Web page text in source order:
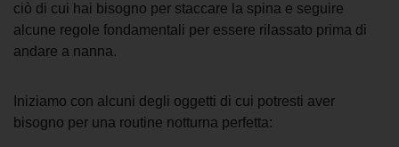
ciò di cui hai bisogno per staccare la spina e seguire
alcune regole fondamentali per essere rilassato prima di
andare a nanna.
Iniziamo con alcuni degli oggetti di cui potresti aver
bisogno per una routine notturna perfetta: